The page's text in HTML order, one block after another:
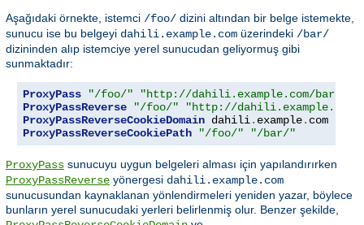
Aşağıdaki örnekte, istemci /foo/ dizini altından bir belge istemekte,
sunucu ise bu belgeyi dahili.example.com üzerindeki /bar/
dizininden alıp istemciye yerel sunucudan geliyormuş gibi
sunmaktadır:
ProxyPass "/foo/"
"http://dahili.example.com/bar/"
ProxyPassReverse
"/foo/"
"http://
ProxyPassReverseCookieDomain dahili. example. com
ProxyPassReverseCookiePath
"/foo/" "/bar/"
ProxyPass sunucuyu uygun belgeleri alması için yapılandırırken
ProxyPassReverse yönergesi dahili.example.com
sunucusundan kaynaklanan yönlendirmeleri yeniden yazar, böylece
bunların yerel sunucudaki yerleri belirlenmiş olur. Benzer şekilde,